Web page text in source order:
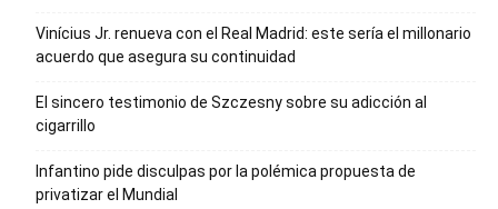
Vinícius Jr. renueva con el Real Madrid: este sería el millonario
acuerdo que asegura su continuidad
El sincero testimonio de Szczesny sobre su adicción al
cigarrillo
Infantino pide disculpas por la polémica propuesta de
privatizar el Mundial